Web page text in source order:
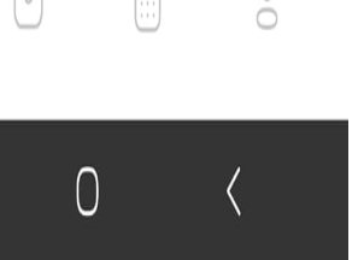
de sitio web institucional y tienda